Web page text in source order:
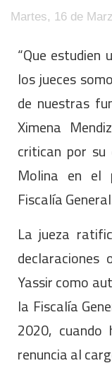
Martes, 16 de
“Que estudien
los jueces
de nuestras
Ximena
critican por su
Molina en el
Fiscalía
La jueza
declaraciones
Yassir como
la Fiscalía
2020,
renuncia al